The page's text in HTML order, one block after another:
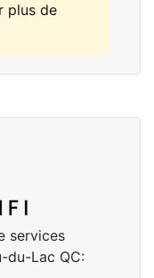
plus de
services
du-Lac QC: